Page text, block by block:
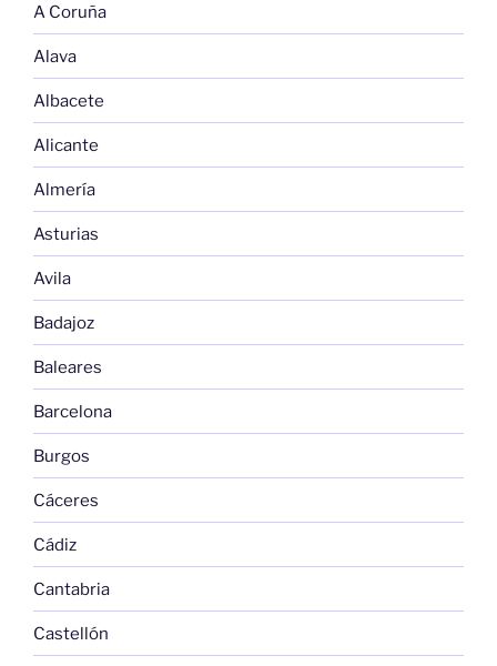
A Coruña
Alava
Albacete
Alicante
Almería
Asturias
Avila
Badajoz
Baleares
Barcelona
Burgos
Cáceres
Cádiz
Cantabria
Castellón